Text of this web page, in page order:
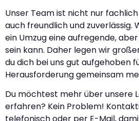
Unser Team ist nicht nur
auch freundlich und zuverlässig.
ein Umzug eine aufregende,
sein kann. Daher legen wir
du dich bei uns gut aufgehoben
Herausforderung gemeinsam
Du möchtest mehr über unsere
erfahren? Kein Problem!